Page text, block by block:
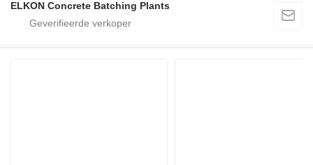
ELKON Concrete Batching Plants